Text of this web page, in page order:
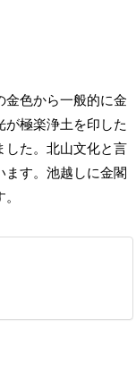
色から一般的に金
極楽浄土を印した
した。北山文化と言
ます。池越しに金閣